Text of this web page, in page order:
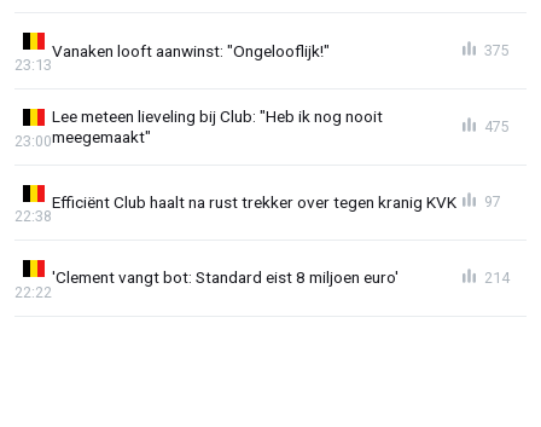
Vanaken looft aanwinst: "Ongelooflijk!"
23:13
375
Lee meteen lieveling bij Club: "Heb ik nog nooit
meegemaakt"
23:00
475
Efficiënt Club haalt na rust trekker over tegen kranig KVK
22:38
97
'Clement vangt bot: Standard eist 8 miljoen euro'
22:22
214